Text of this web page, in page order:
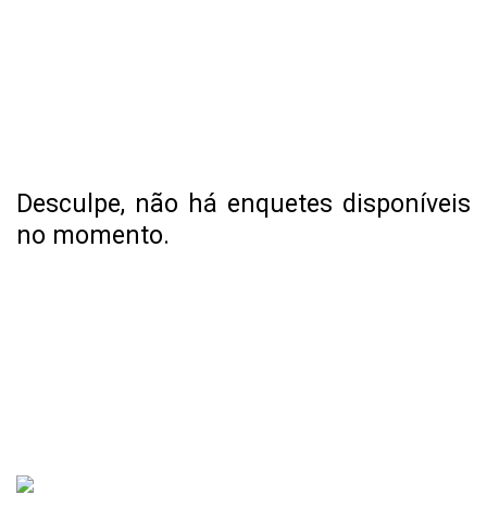
Desculpe, não há enquetes disponíveis
no momento.